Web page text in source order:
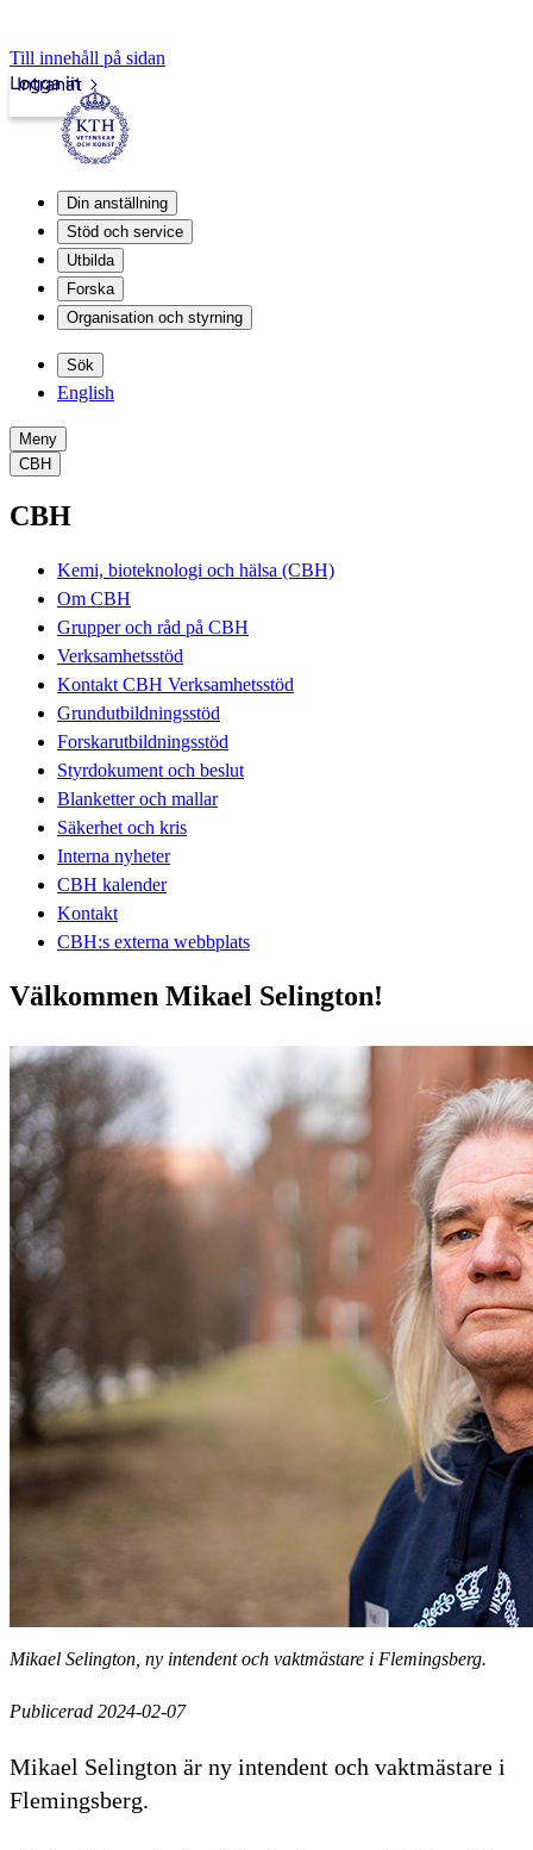
Till innehåll på sidan
Intranät
Logga in
Din anställning
Stöd och service
Utbilda
Forska
Organisation och styrning
Sök
English
Meny
CBH
CBH
Kemi, bioteknologi och hälsa (CBH)
Om CBH
Grupper och råd på CBH
Verksamhetsstöd
Kontakt CBH Verksamhetsstöd
Grundutbildningsstöd
Forskarutbildningsstöd
Styrdokument och beslut
Blanketter och mallar
Säkerhet och kris
Interna nyheter
CBH kalender
Kontakt
CBH:s externa webbplats
Välkommen Mikael Selington!
Mikael Selington, ny intendent och vaktmästare i Flemingsberg.
Publicerad 2024-02-07
Mikael Selington är ny intendent och vaktmästare i
Flemingsberg.